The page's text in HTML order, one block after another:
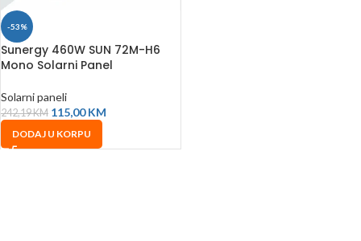
-53%
Sunergy 460W SUN 72M-H6
Mono Solarni Panel
Solarni paneli
242,19KM 115,00KM
DODAJ U KORPU